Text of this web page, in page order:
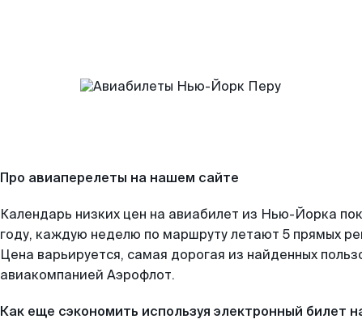
Про авиаперелеты на нашем сайте
Календарь низких цен на авиабилет из Нью-Йорка
году, каждую неделю по маршруту летают 5 прямых
Цена варьируется, самая дорогая из найденных
авиакомпанией Аэрофлот.
Как еще сэкономить используя электронный билет